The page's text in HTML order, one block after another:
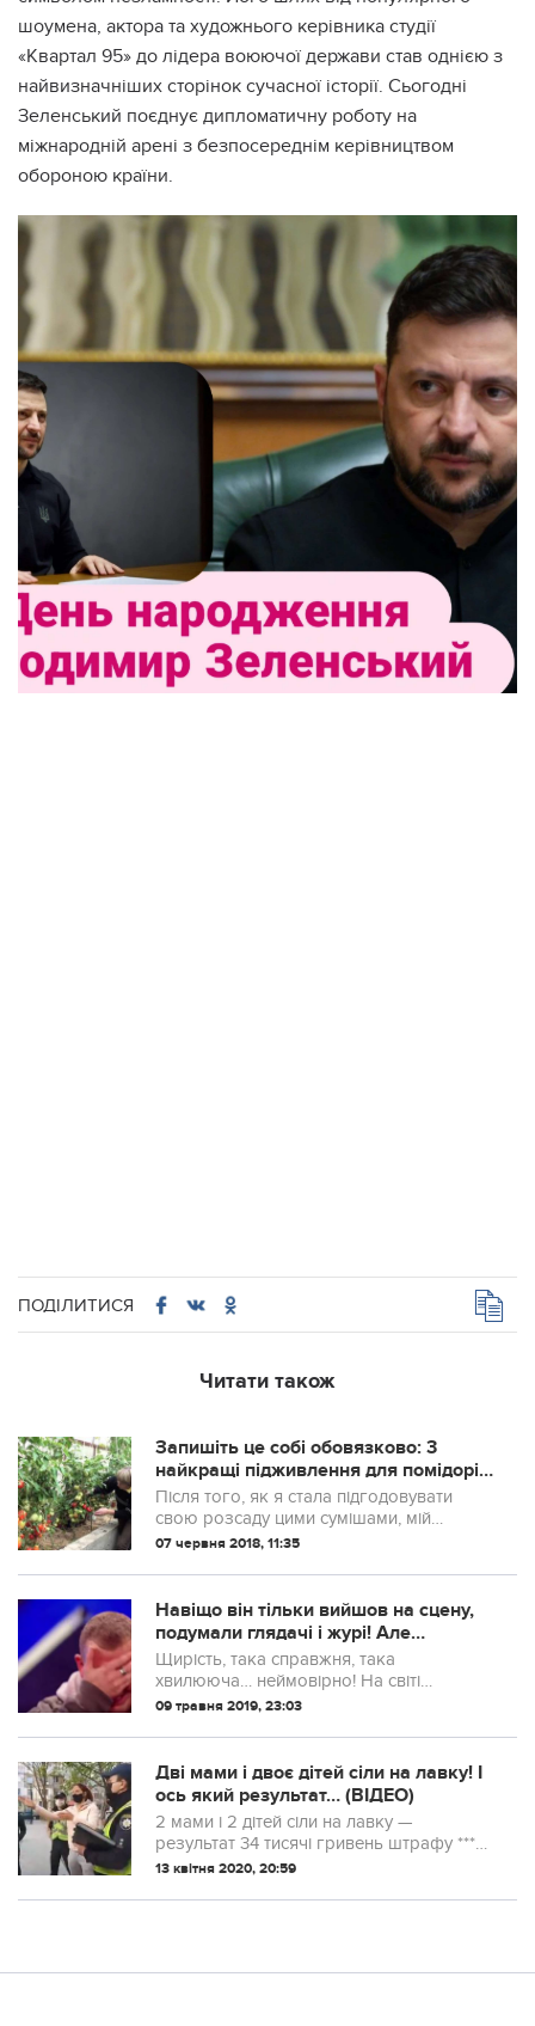
шоумена, актора та художнього керівника студії
«Квартал 95» до лідера воюючої держави став однією з
найвизначніших сторінок сучасної історії. Сьогодні
Зеленський поєднує дипломатичну роботу на
міжнародній арені з безпосереднім керівництвом
обороною країни.
ПОДІЛИТИСЯ
Читати також
Запишіть це собі обовязково: 3
найкращі підживлення для помідорів
і огірків!
Після того, як я стала підгодовувати
свою розсаду цими сумішами, мій
урожай щороку на стабільно високому
одне!
07 червня 2018, 11:35
Навіщо він тільки вийшов на сцену,
подумали глядачі і журі! Але
подивіться що сталося далі! (Відео)
Щирість, така справжня, така
хвилююча… неймовірно! На світі
виявляється ще є такі люди! Браво!
свої сили в відомому шоу
Великобританії. Коли він ви...
09 травня 2019, 23:03
Дві мами і двоє дітей сіли на лавку! І
ось який результат… (ВІДЕО)
2 мами і 2 дітей сіли на лавку —
результат 34 тисячі гривень штрафу ***
Вот Одесса скоро ментов будут просто
17000 грн это не шутки…
13 квітня 2020, 20:59